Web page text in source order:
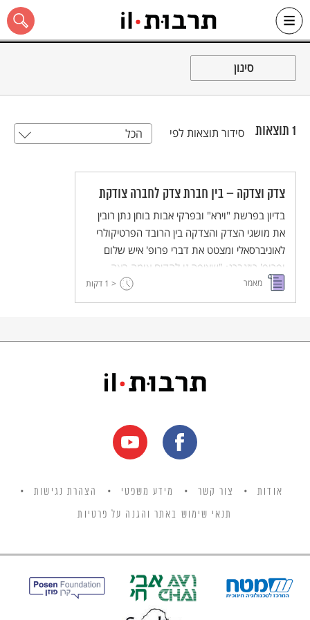
Skip
כל האתר
סינון
1 תוצאות סידור תוצאות לפי הכל
צדק וצדקה – בין חברת צדק לחברה צודקת
בדיון בפרשת "וירא" ובפרקי אבות בוחן נתן רובין
את מושגי הצדק והצדקה בין הרובד הפרטיקולרי
לאוניברסאלי ומצטט את דברי פרופ' איש שלום
ופרופ' רוזנברג: "שאיפה זו להקים אומה באה
דווקא מתוך מגמה אוניברסלית שמקורה במידת
החסד אשר אפיינה את עולמו של אברהם אבינו,
מאמר < 1 דקות
אודות צור קשר מידע משפטי הצהרת נגישות
תנאי שימוש באתר והגנה על פרטיות